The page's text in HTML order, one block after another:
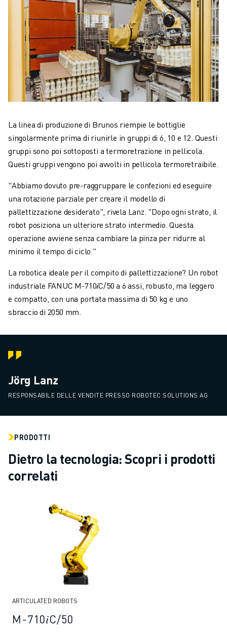
La linea di produzione di Brunos riempie le bottiglie
singolarmente prima di riunirle in gruppi di 6, 10 e 12. Questi
gruppi sono poi sottoposti a termoretrazione in pellicola.
Questi gruppi vengono poi avvolti in pellicola termoretraibile.
"Abbiamo dovuto pre-raggruppare le confezioni ed eseguire
una rotazione parziale per creare il modello di
pallettizzazione desiderato", rivela Lanz. "Dopo ogni strato, il
robot posiziona un ulteriore strato intermedio. Questa
operazione avviene senza cambiare la pinza per ridurre al
minimo il tempo di ciclo."
La robotica ideale per il compito di pallettizzazione? Un robot
industriale FANUC M-710𝑖C/50 a 6 assi, robusto, ma leggero
e compatto, con una portata massima di 50 kg e uno
sbraccio di 2050 mm.
Jörg Lanz
RESPONSABILE DELLE VENDITE PRESSO ROBOTEC SOLUTIONS AG
PRODOTTI
Dietro la tecnologia: Scopri i prodotti
correlati
ARTICULATED ROBOTS
M-710𝑖C/50